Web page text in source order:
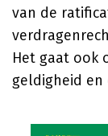
van de
Het gaat ook
geldigheid en